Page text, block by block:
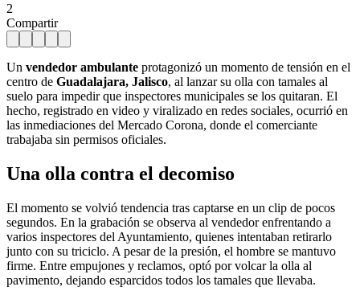
2
Compartir
Un vendedor ambulante protagonizó un momento de tensión en el
centro de Guadalajara, Jalisco, al lanzar su olla con tamales al
suelo para impedir que inspectores municipales se los quitaran. El
hecho, registrado en video y viralizado en redes sociales, ocurrió en
las inmediaciones del Mercado Corona, donde el comerciante
trabajaba sin permisos oficiales.
Una olla contra el decomiso
El momento se volvió tendencia tras captarse en un clip de pocos
segundos. En la grabación se observa al vendedor enfrentando a
varios inspectores del Ayuntamiento, quienes intentaban retirarlo
junto con su triciclo. A pesar de la presión, el hombre se mantuvo
firme. Entre empujones y reclamos, optó por volcar la olla al
pavimento, dejando esparcidos todos los tamales que llevaba.